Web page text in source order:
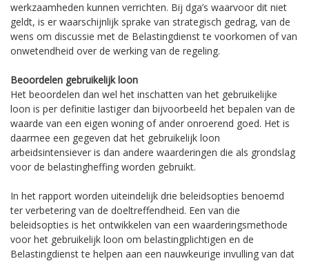
werkzaamheden kunnen verrichten. Bij dga’s waarvoor dit niet
geldt, is er waarschijnlijk sprake van strategisch gedrag, van de
wens om discussie met de Belastingdienst te voorkomen of van
onwetendheid over de werking van de regeling.
Beoordelen gebruikelijk loon
Het beoordelen dan wel het inschatten van het gebruikelijke
loon is per definitie lastiger dan bijvoorbeeld het bepalen van de
waarde van een eigen woning of ander onroerend goed. Het is
daarmee een gegeven dat het gebruikelijk loon
arbeidsintensiever is dan andere waarderingen die als grondslag
voor de belastingheffing worden gebruikt.
In het rapport worden uiteindelijk drie beleidsopties benoemd
ter verbetering van de doeltreffendheid. Een van die
beleidsopties is het ontwikkelen van een waarderingsmethode
voor het gebruikelijk loon om belastingplichtigen en de
Belastingdienst te helpen aan een nauwkeurige invulling van dat